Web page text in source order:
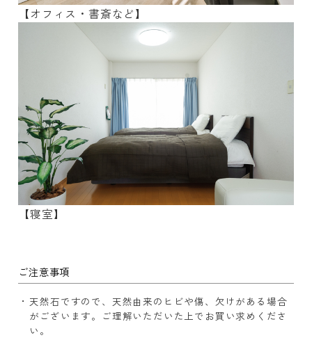
【オフィス・書斎など】
【寝室】
ご注意事項
天然石ですので、天然由来のヒビや傷、欠けがある場合
がございます。ご理解いただいた上でお買い求めくださ
い。